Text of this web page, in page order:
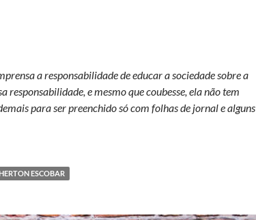
a responsabilidade de educar a sociedade sobre a
e mesmo que coubesse, ela não tem
para ser preenchido só com folhas de jornal e alguns
científica: faça agora ou cale-se para sempre
ESCOBAR